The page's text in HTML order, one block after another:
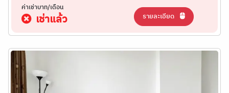
ค่าเช่าบาท/เดือน
เช่าแล้ว รายละเอียด